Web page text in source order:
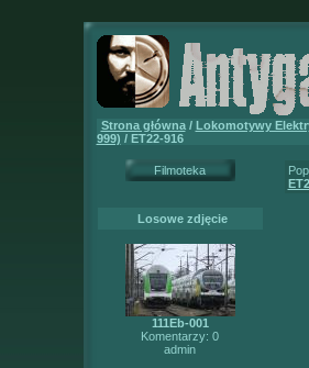
Strona główna/ Lokomotywy
999) / ET22-916
Filmoteka
Losowe zdjęcie
111Eb-001
Komentarzy: 0
admin